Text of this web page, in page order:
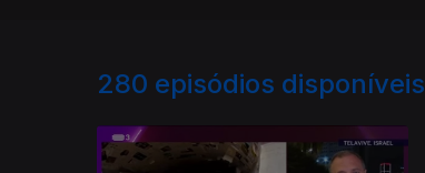
280 episódios disponíveis